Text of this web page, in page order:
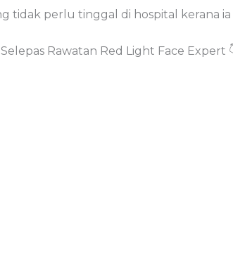
tidak perlu tinggal di hospital
Rawatan Red Light Face Expert